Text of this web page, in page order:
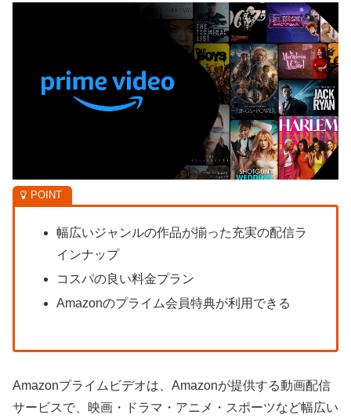
幅広いジャンルの作品が揃った充実の配信ラ
インナップ
コスパの良い料金プラン
Amazonのプライム会員特典が利用できる
Amazonプライムビデオは、Amazonが提供する動画配信
サービスで、映画・ドラマ・アニメ・スポーツなど幅広い